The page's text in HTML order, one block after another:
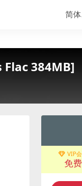
384MB]
VIP
免费